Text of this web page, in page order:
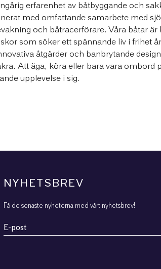
erfarenhet av båtbyggande och
med omfattande samarbete med
och båtracerförare. Våra båtar är
som söker ett spännande liv i frihet
åtgärder och banbrytande
Att äga, köra eller bara vara ombord
upplevelse i sig.
NYHETSBREV
Få de senaste nyheterna med vårt nyhetsbrev!
Email
(Obligatoriskt)